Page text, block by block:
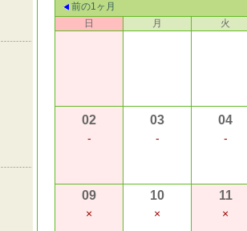
前の1ヶ月
日
月 火
02
-
03
-
04
-
09
×
10
×
11
×